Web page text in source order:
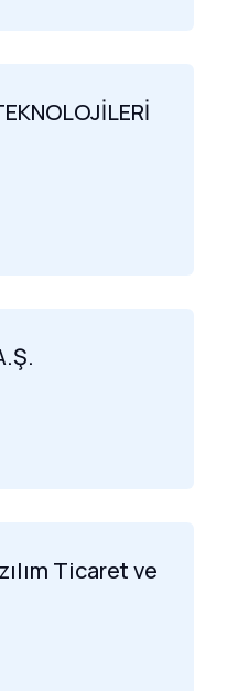
Ticaret ve